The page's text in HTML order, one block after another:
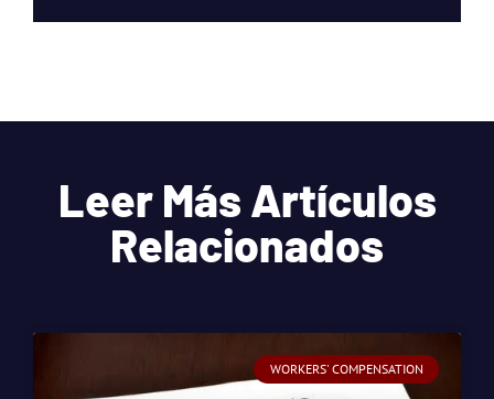
Leer Más Artículos
Relacionados
WORKERS' COMPENSATION